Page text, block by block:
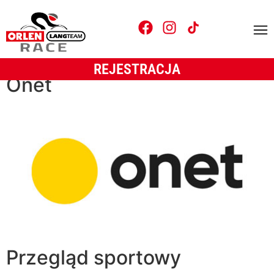
REJESTRACJA
Typ sponsora:
Patroni medialni
Onet
Przegląd sportowy